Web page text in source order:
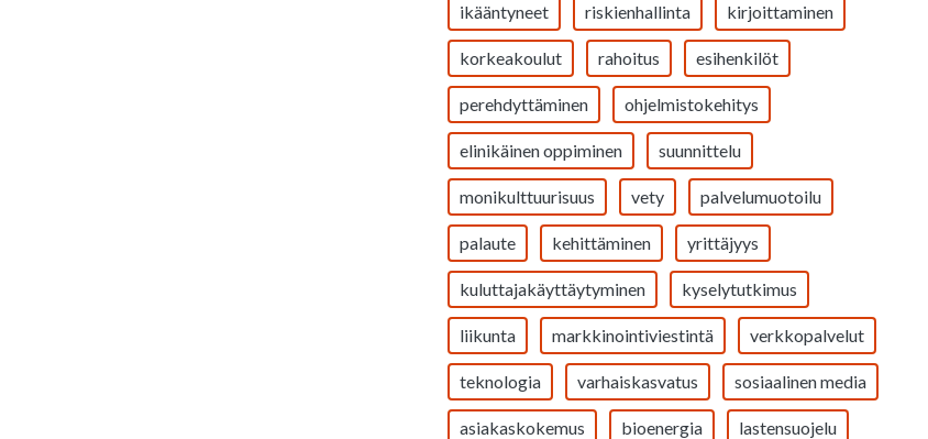
ikääntyneet riskienhallinta kirjoittaminen
korkeakoulut rahoitus esihenkilöt
perehdyttäminen ohjelmistokehitys
elinikäinen oppiminen suunnittelu
monikulttuurisuus vety palvelumuotoilu
palaute kehittäminen yrittäjyys
kuluttajakäyttäytyminen kyselytutkimus
liikunta markkinointiviestintä verkkopalvelut
teknologia varhaiskasvatus sosiaalinen media
asiakaskokemus bioenergia lastensuojelu